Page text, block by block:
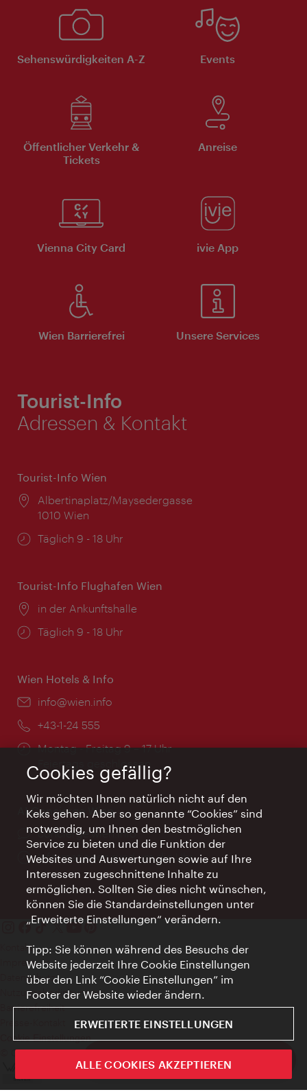
ivie - Die offizielle City Guide App
Sehenswürdigkeiten A-Z Events
Öffentlicher Verkehr &
Tickets
Anreise
Vienna City Card ivie App
Wien Barrierefrei Unsere Services
Tourist-Info
Adressen & Kontakt
Tourist-Info Wien
Ort:
Albertinaplatz/Maysedergasse
1010 Wien
Öffnungszeiten:
Täglich 9 - 18 Uhr
Tourist-Info Flughafen Wien
Ort:
in der Ankunftshalle
Öffnungszeiten:
Täglich 9 - 18 Uhr
Wien Hotels & Info
Email:
info@wien.info
Telefon:
+43-1-24 555
Öffnungszeiten:
Montag - Freitag 9 – 17 Uhr
Feiertags geschlossen
AI Concierge Wien
Ort:
concierge.wien.info
Öffnungszeiten:
Informationen rund um die Uhr
Kontakt
Impressum
Datenschutz
Nutzungsbedingungen
Barrierefreiheit
Cookie Einstellungen
© Copyright WienTourismus
Cookies gefällig?
Wir möchten Ihnen natürlich nicht auf den
Keks gehen. Aber so genannte “Cookies” sind
notwendig, um Ihnen den bestmöglichen
Service zu bieten und die Funktion der
Websites und Auswertungen sowie auf Ihre
Interessen zugeschnittene Inhalte zu
ermöglichen. Sollten Sie dies nicht wünschen,
können Sie die Standardeinstellungen unter
„Erweiterte Einstellungen“ verändern.
Tipp: Sie können während des Besuchs der
Website jederzeit Ihre Cookie Einstellungen
über den Link “Cookie Einstellungen” im
Footer der Website wieder ändern.
ERWEITERTE EINSTELLUNGEN
ALLE COOKIES AKZEPTIEREN